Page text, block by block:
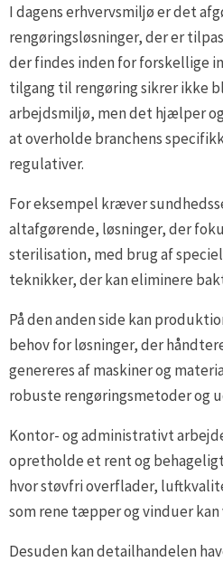
I dagens erhvervsmiljø er det
rengøringsløsninger, der er
der findes inden for forskellige
tilgang til rengøring sikrer ikke
arbejdsmiljø, men det hjælper
at overholde branchens
regulativer.
For eksempel kræver
altafgørende, løsninger, der
sterilisation, med brug af
teknikker, der kan eliminere
På den anden side kan
behov for løsninger, der
genereres af maskiner og
robuste rengøringsmetoder og
Kontor- og administrativt
opretholde et rent og
hvor støvfri overflader,
som rene tæpper og vinduer
Desuden kan detailhandelen